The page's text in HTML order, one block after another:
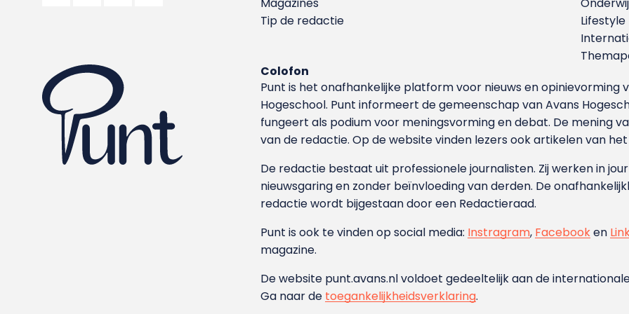
Tip de redactie
Lifestyle
Colofon
Punt is het onafhankelijke platform voor nieuws en
Hoge­school. Punt informeert de gemeenschap van Avans
fungeert als podium voor meningsvorming en debat. De mening
van de redactie. Op de website vinden lezers ook artikelen van
De redactie bestaat uit professionele journalisten. Zij werken in
nieuwsgaring en zonder beïnvloeding van derden. De
redactie wordt bijgestaan door een Redactieraad.
Punt is ook te vinden op social media: Instragram, Facebooken
magazine.
De website punt.avans.nl voldoet gedeeltelijk aan de
Ga naar de toegankelijkheidsverklaring.